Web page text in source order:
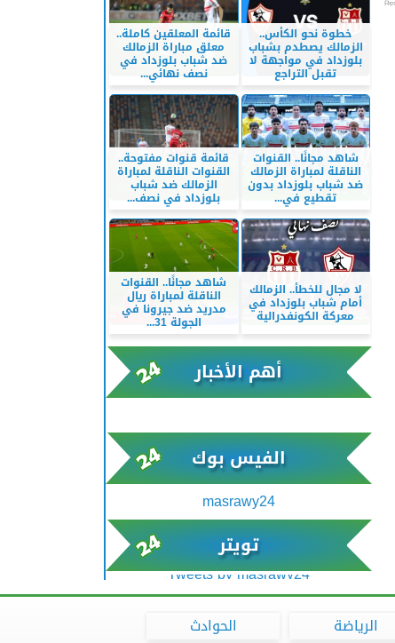
خطوة نحو الكأس..
الزمالك يصطدم بشباب
بلوزداد في مواجهة لا
تقبل التراجع
قائمة المعلقين كاملة..
معلق مباراة الزمالك
ضد شباب بلوزداد في
نصف نهائي...
شاهد مجانًا.. القنوات
الناقلة لمباراة الزمالك
ضد شباب بلوزداد بدون
تقطيع في...
قائمة قنوات مفتوحة..
القنوات الناقلة لمباراة
الزمالك ضد شباب
بلوزداد في نصف...
لا مجال للخطأ.. الزمالك
أمام شباب بلوزداد في
معركة الكونفدرالية
شاهد مجانًا.. القنوات
الناقلة لمباراة ريال
مدريد ضد جيرونا في
الجولة 31...
أهم الأخبار
الفيس بوك
masrawy24
تويتر
Tweets by masrawy24
الرياضة
الحوادث